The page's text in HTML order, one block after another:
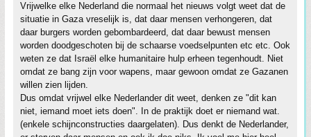
Vrijwelke elke Nederland die normaal het nieuws volgt weet dat de
situatie in Gaza vreselijk is, dat daar mensen verhongeren, dat
daar burgers worden gebombardeerd, dat daar bewust mensen
worden doodgeschoten bij de schaarse voedselpunten etc etc. Ook
weten ze dat Israël elke humanitaire hulp erheen tegenhoudt. Niet
omdat ze bang zijn voor wapens, maar gewoon omdat ze Gazanen
willen zien lijden.
Dus omdat vrijwel elke Nederlander dit weet, denken ze "dit kan
niet, iemand moet iets doen". In de praktijk doet er niemand wat.
(enkele schijnconstructies daargelaten). Dus denkt de Nederlander,